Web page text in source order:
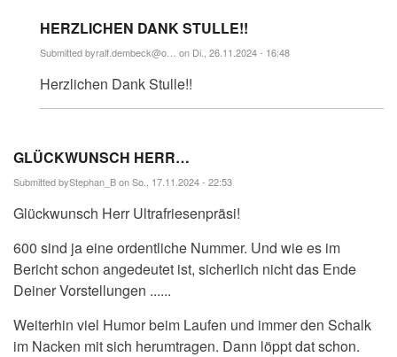
HERZLICHEN DANK STULLE!!
Submitted byralf.dembeck@o…
on Di., 26.11.2024 - 16:48
auf
Ralf!
von
Herzlichen Dank Stulle!!
GLÜCKWUNSCH HERR…
Submitted byStephan_Bon So., 17.11.2024 - 22:53
Glückwunsch Herr Ultrafriesenpräsi!
600 sind ja eine ordentliche Nummer. Und wie es im
Bericht schon angedeutet ist, sicherlich nicht das Ende
Deiner Vorstellungen ......
Weiterhin viel Humor beim Laufen und immer den Schalk
im Nacken mit sich herumtragen. Dann löppt dat schon.